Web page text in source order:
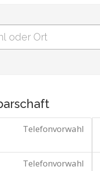
Telefonvorwahl
Telefonvorwahl